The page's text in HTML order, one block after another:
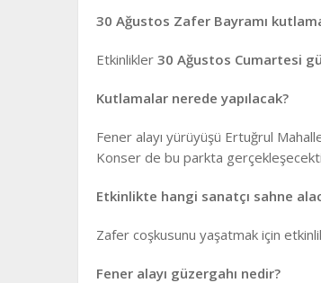
30 Ağustos Zafer Bayramı
Etkinlikler 30 Ağustos Cumartesi
Kutlamalar nerede yapılacak?
Fener alayı yürüyüşü Ertuğrul
Konser de bu parkta
Etkinlikte hangi sanatçı sahne
Zafer coşkusunu yaşatmak için
Fener alayı güzergahı nedir?